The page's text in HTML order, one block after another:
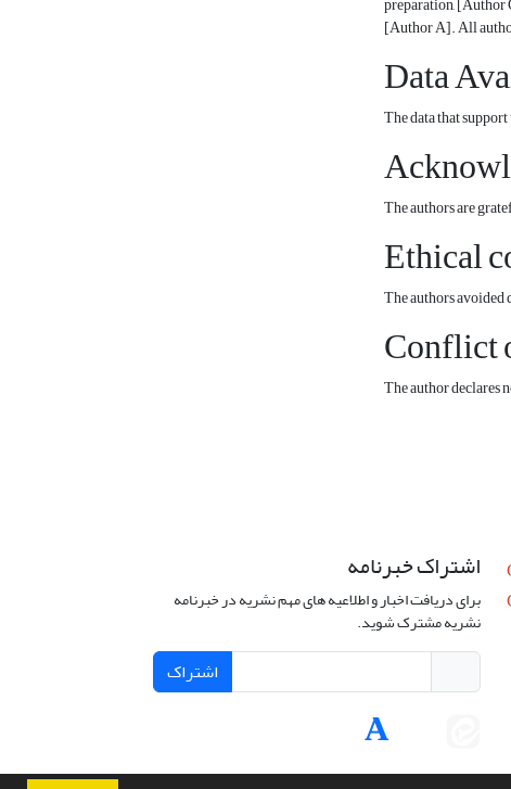
[Author A]. All
Data
The data that
The authors are
Ethical
The authors
Conflict
The author declares
اشتراک خبرنامه
برای دریافت اخبار و اطلاعیه های مهم نشریه در خبرنامه
نشریه مشترک شوید.
اشتراک